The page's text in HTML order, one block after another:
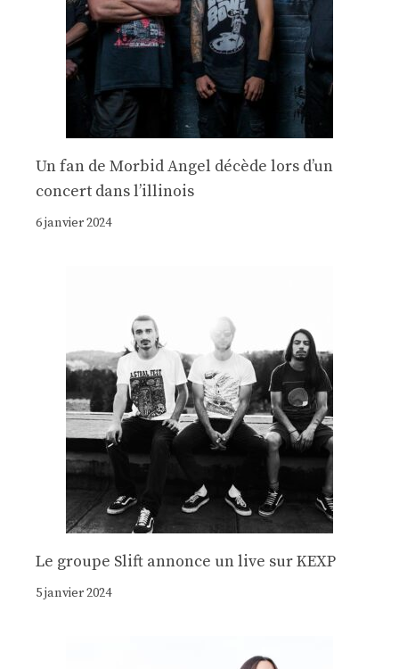
Un fan de Morbid Angel décède lors d’un
concert dans l’illinois
6 janvier 2024
Le groupe Slift annonce un live sur KEXP
5 janvier 2024